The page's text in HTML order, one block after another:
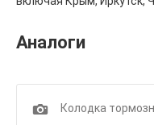
Аналоги
1
Колодка